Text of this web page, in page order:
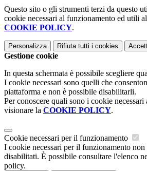
Questo sito o gli strumenti terzi da questo
cookie necessari al funzionamento ed utili
COOKIE POLICY.
Personalizza Rifiuta tutti i cookies
Gestione cookie
In questa schermata è possibile scegliere
I cookie necessari sono quelli che
piattaforma e non è possibile disabilitarli.
Per conoscere quali sono i cookie
visionare la COOKIE POLICY.
Cookie necessari per il funzionamento
I cookie necessari per il funzionamento non
disabilitati. È possibile consultare l'elenco
policy.